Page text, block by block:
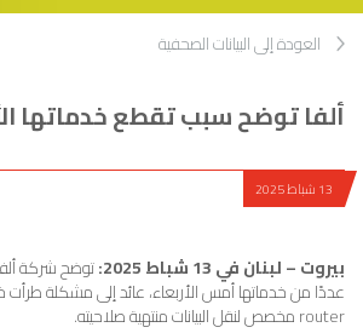
العودة إلى البيانات الصحفية
ألفا توضح سبب تقطع خدماتها
13 شباط 2025
بيروت – لبنان في 13 شباط 2025: توضح شركة
عددًا من خدماتها أمس الأربعاء، عائد إلى مشكلة
router مخصص لنقل البيانات منتهية صلاحيته.